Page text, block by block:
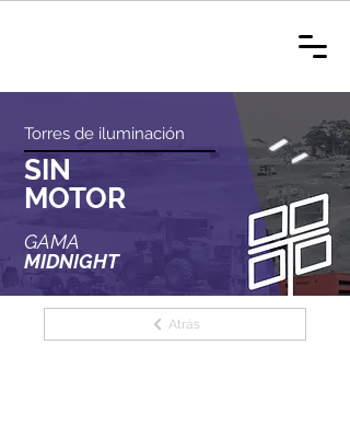
Torres de iluminación
SIN
MOTOR
GAMA
MIDNIGHT
Atrás